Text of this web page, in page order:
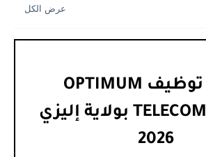
إعلان توظيف OPTIMUM
TELECOM ALGERIE بولاية إليزي
2026